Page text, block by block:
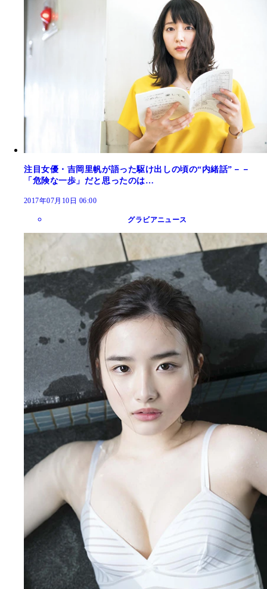
注目女優・吉岡里帆が語った駆け出しの頃の“内緒話”－－
「危険な一歩」だと思ったのは…
2017年07月10日 06:00
グラビアニュース